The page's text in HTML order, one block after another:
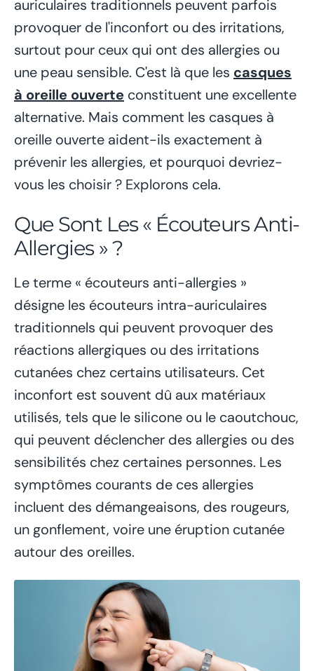
auriculaires traditionnels peuvent parfois
provoquer de l'inconfort ou des irritations,
surtout pour ceux qui ont des allergies ou
une peau sensible. C'est là que les casques
à oreille ouverte constituent une excellente
alternative. Mais comment les casques à
oreille ouverte aident-ils exactement à
prévenir les allergies, et pourquoi devriez-
vous les choisir ? Explorons cela.
Que Sont Les « Écouteurs Anti-
Allergies » ?
Le terme « écouteurs anti-allergies »
désigne les écouteurs intra-auriculaires
traditionnels qui peuvent provoquer des
réactions allergiques ou des irritations
cutanées chez certains utilisateurs. Cet
inconfort est souvent dû aux matériaux
utilisés, tels que le silicone ou le caoutchouc,
qui peuvent déclencher des allergies ou des
sensibilités chez certaines personnes. Les
symptômes courants de ces allergies
incluent des démangeaisons, des rougeurs,
un gonflement, voire une éruption cutanée
autour des oreilles.